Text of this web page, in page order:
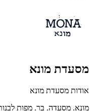
מסעדת מונא
אודות מסעדת מונא
מונא. מסעדה. בר. מפות